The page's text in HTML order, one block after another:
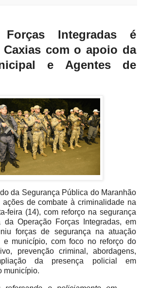
Forças Integradas é
Caxias com o apoio da
e Agentes de
da Segurança Pública do Maranhão
de combate à criminalidade na
feira (14), com reforço na segurança
da Operação Forças Integradas, em
forças de segurança na atuação
e município, com foco no reforço do
prevenção criminal, abordagens,
da presença policial em
município.